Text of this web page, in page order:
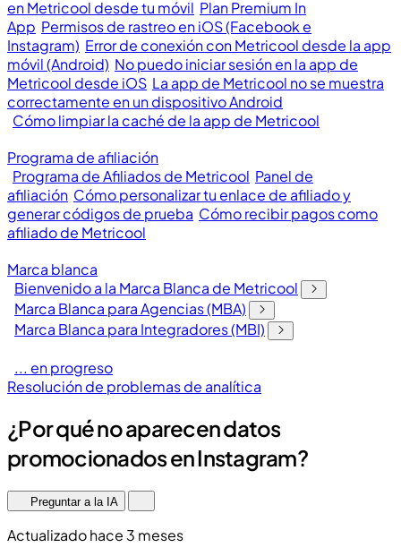
en Metricool desde tu móvil Plan Premium In
App Permisos de rastreo en iOS (Facebook e
Instagram) Error de conexión con Metricool desde la app
móvil (Android) No puedo iniciar sesión en la app de
Metricool desde iOS La app de Metricool no se muestra
correctamente en un dispositivo Android
Cómo limpiar la caché de la app de Metricool
Programa de afiliación
Programa de Afiliados de Metricool Panel de
afiliación Cómo personalizar tu enlace de afiliado y
generar códigos de prueba Cómo recibir pagos como
afiliado de Metricool
Marca blanca
Bienvenido a la Marca Blanca de Metricool
Marca Blanca para Agencias (MBA)
Marca Blanca para Integradores (MBI)
... en progreso
Resolución de problemas de analítica
¿Por qué no aparecen datos
promocionados en Instagram?
Preguntar a la IA
Actualizado hace 3 meses